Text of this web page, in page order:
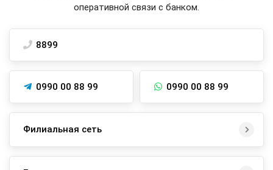
оперативной связи с банком.
8899
0990 00 88 99 0990 00 88 99
Филиальная сеть